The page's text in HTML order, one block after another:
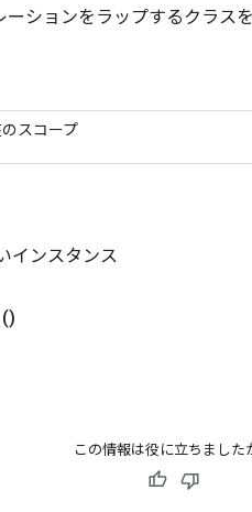
ションをラップするクラス
スコープ
インスタンス
()
この情報は役に立ちました